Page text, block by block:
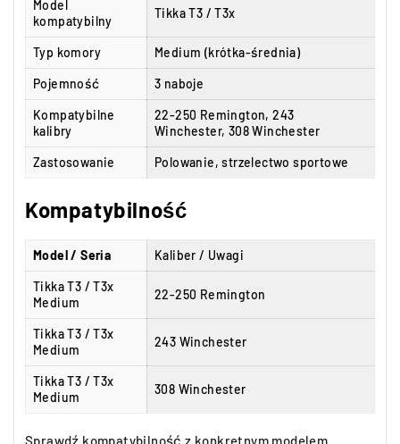
Model
kompatybilny
Tikka T3 / T3x
Typ komory Medium (krótka-średnia)
Pojemność 3 naboje
Kompatybilne
kalibry
22-250 Remington, 243
Winchester, 308 Winchester
Zastosowanie Polowanie, strzelectwo sportowe
Kompatybilność
Model / Seria Kaliber / Uwagi
Tikka T3 / T3x
Medium
22-250 Remington
Tikka T3 / T3x
Medium
243 Winchester
Tikka T3 / T3x
Medium
308 Winchester